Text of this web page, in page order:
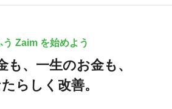
う Zaim を始めよう
も、 一生のお金も、
らしく改善。